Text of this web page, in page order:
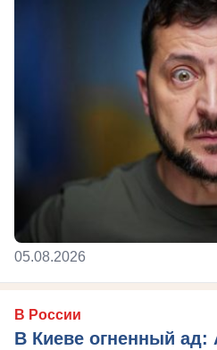
05.08.2026
В России
В Киеве огненный ад: